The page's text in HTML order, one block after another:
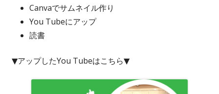
Canvaでサムネイル作り
You Tubeにアップ
読書
▼アップしたYou Tubeはこちら▼